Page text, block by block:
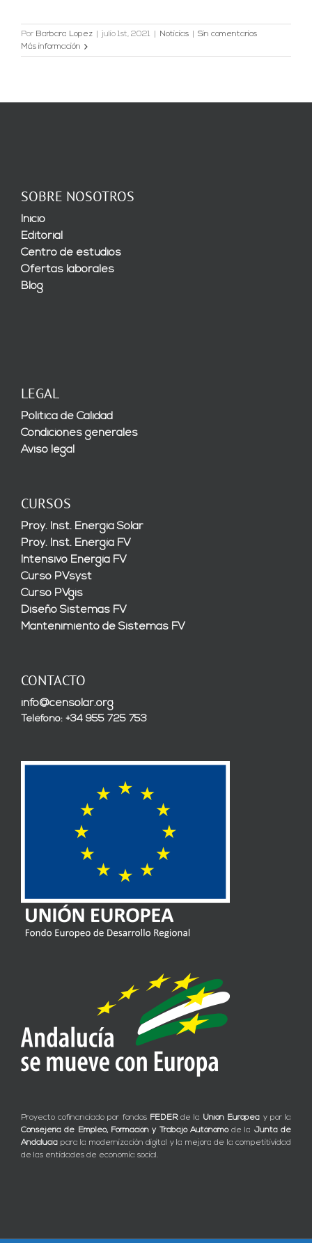
Por Barbara Lopez julio 1st, 2021 Noticias
Sin comentarios
Más información
SOBRE NOSOTROS
Inicio
Editorial
Centro de estudios
Ofertas laborales
Blog
LEGAL
Política de Calidad
Condiciones generales
Aviso legal
CURSOS
Proy. Inst. Energía Solar
Proy. Inst. Energía FV
Intensivo Energía FV
Curso PVsyst
Curso PVgis
Diseño Sistemas FV
Mantenimiento de Sistemas FV
CONTACTO
info@censolar.org
Teléfono: +34 955 725 753
Proyecto cofinanciado por fondos FEDERde la Unión Europea y por la
Consejería de Empleo, Formación y Trabajo Autónomode la Junta de
Andalucía para la modernización digital y la mejora de la competitividad
de las entidades de economía social.